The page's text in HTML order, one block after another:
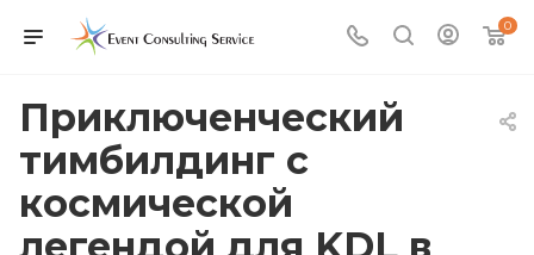
0
Приключенческий
тимбилдинг с
космической